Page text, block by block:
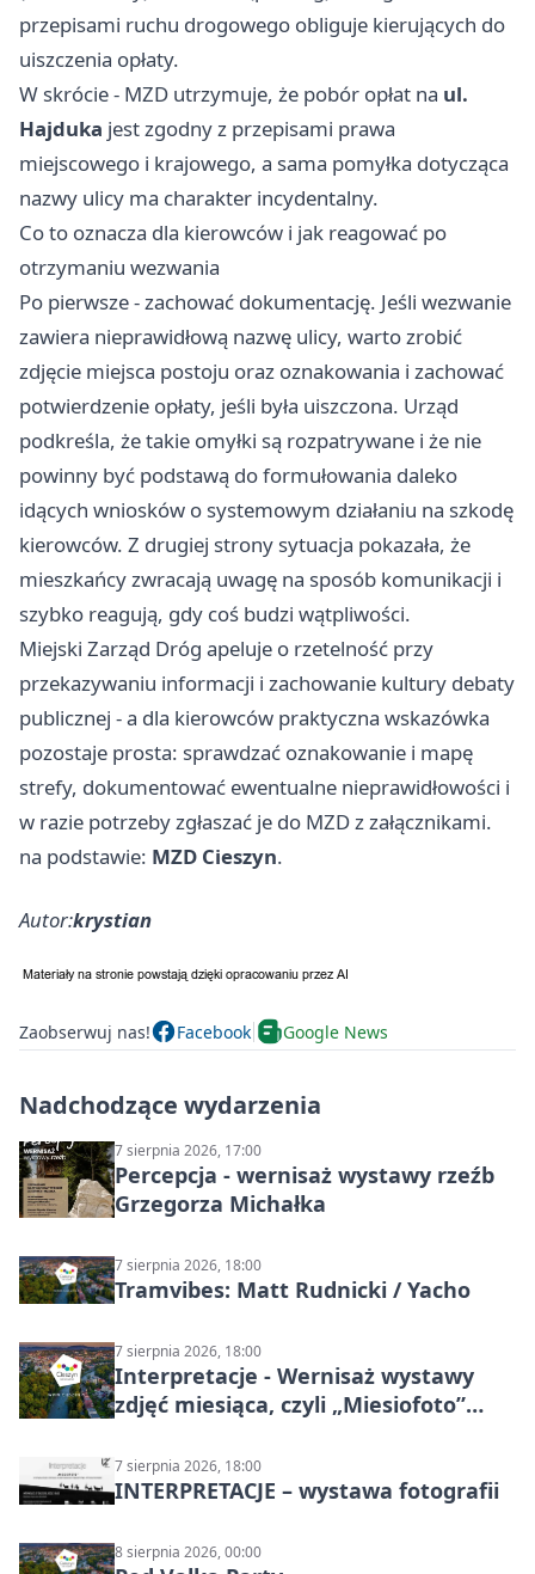
przepisami ruchu drogowego obliguje kierujących do
uiszczenia opłaty.
W skrócie - MZD utrzymuje, że pobór opłat na ul.
Hajduka jest zgodny z przepisami prawa
miejscowego i krajowego, a sama pomyłka dotycząca
nazwy ulicy ma charakter incydentalny.
Co to oznacza dla kierowców i jak reagować po
otrzymaniu wezwania
Po pierwsze - zachować dokumentację. Jeśli wezwanie
zawiera nieprawidłową nazwę ulicy, warto zrobić
zdjęcie miejsca postoju oraz oznakowania i zachować
potwierdzenie opłaty, jeśli była uiszczona. Urząd
podkreśla, że takie omyłki są rozpatrywane i że nie
powinny być podstawą do formułowania daleko
idących wniosków o systemowym działaniu na szkodę
kierowców. Z drugiej strony sytuacja pokazała, że
mieszkańcy zwracają uwagę na sposób komunikacji i
szybko reagują, gdy coś budzi wątpliwości.
Miejski Zarząd Dróg apeluje o rzetelność przy
przekazywaniu informacji i zachowanie kultury debaty
publicznej - a dla kierowców praktyczna wskazówka
pozostaje prosta: sprawdzać oznakowanie i mapę
strefy, dokumentować ewentualne nieprawidłowości i
w razie potrzeby zgłaszać je do MZD z załącznikami.
na podstawie: MZD Cieszyn.
Autor:krystian
Zaobserwuj nas! Facebook Google News
Nadchodzące wydarzenia
7 sierpnia 2026, 17:00
Percepcja - wernisaż wystawy rzeźb
Grzegorza Michałka
7 sierpnia 2026, 18:00
Tramvibes: Matt Rudnicki / Yacho
7 sierpnia 2026, 18:00
Interpretacje - Wernisaż wystawy
zdjęć miesiąca, czyli „Miesiofoto”
Fotograficznego
7 sierpnia 2026, 18:00
INTERPRETACJE – wystawa fotografii
8 sierpnia 2026, 00:00